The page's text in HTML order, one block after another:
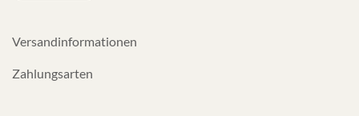
Versandinformationen
Zahlungsarten